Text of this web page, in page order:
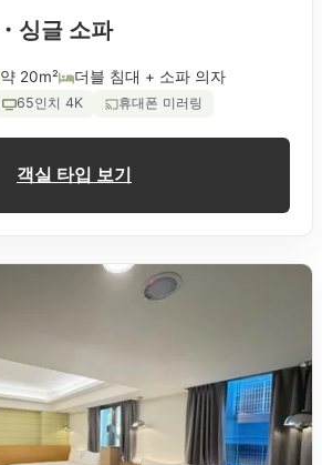
싱글 소파
약 20m² 더블 침대 + 소파 의자
65인치 4K 휴대폰 미러링
객실 타입 보기